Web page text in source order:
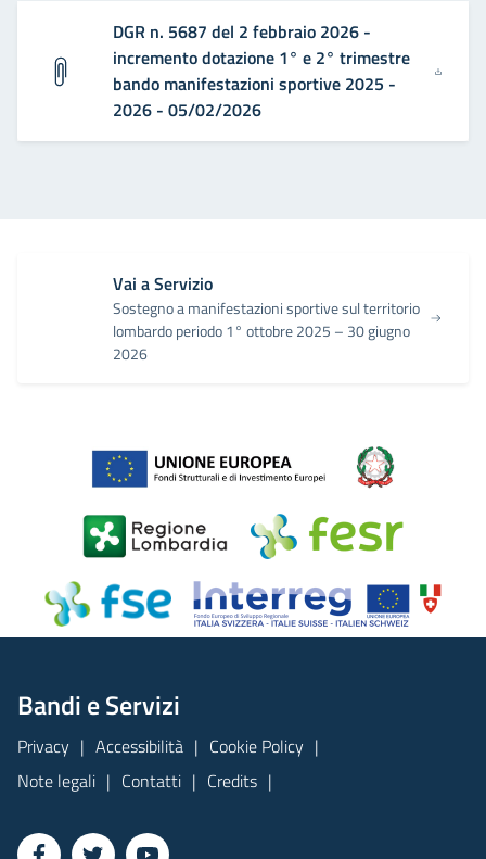
DGR n. 5687 del 2 febbraio 2026 -
incremento dotazione 1° e 2° trimestre
bando manifestazioni sportive 2025 -
2026 - 05/02/2026
Vai a Servizio
Sostegno a manifestazioni sportive sul territorio
lombardo periodo 1° ottobre 2025 – 30 giugno
2026
Bandi e Servizi
Privacy Accessibilità
Cookie Policy
Note legali
Contatti Credits